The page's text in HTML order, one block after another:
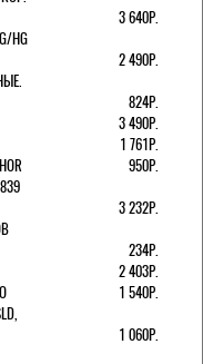
3 640Р.
HG
2 490Р.
824Р.
3 490Р.
1 761Р.
950Р.
3 232Р.
234Р.
2 403Р.
1 540Р.
1 060Р.